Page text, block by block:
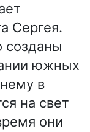
Сергея.
созданы
южных
в
на свет
они